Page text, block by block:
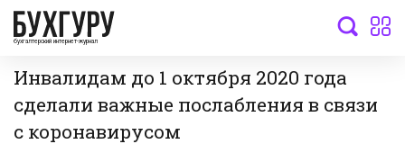
бухгалтерский интернет-журнал
Инвалидам до 1 октября 2020 года
сделали важные послабления в связи
с коронавирусом